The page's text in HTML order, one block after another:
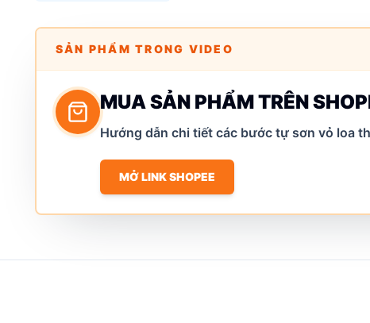
SẢN PHẨM TRONG VIDEO
MUA SẢN PHẨM TRÊN
Hướng dẫn chi tiết các bước tự sơn vỏ loa
MỞ LINK SHOPEE